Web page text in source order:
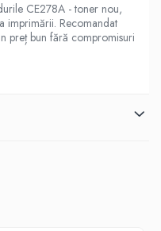
CE278A - toner nou,
imprimării. Recomandat
preț bun fără compromisuri